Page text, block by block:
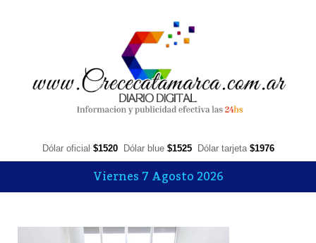
Dólar oficial $1520 Dólar blue $1525 Dólar tarjeta $1976
Viernes 7 Agosto 2026